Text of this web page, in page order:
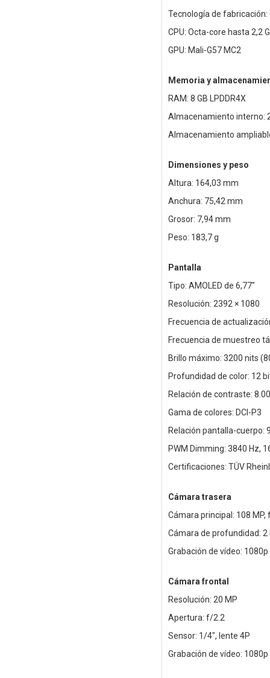
Tecnología de fabricación:
CPU: Octa-core hasta 2,2
GPU: Mali-G57 MC2
Memoria y
RAM: 8 GB LPDDR4X
Almacenamiento interno:
Almacenamiento
Dimensiones y peso
Altura: 164,03 mm
Anchura: 75,42 mm
Grosor: 7,94 mm
Peso: 183,7 g
Pantalla
Tipo: AMOLED de 6,77"
Resolución: 2392 × 1080
Frecuencia de
Frecuencia de muestreo
Brillo máximo: 3200 nits
Profundidad de color: 12
Relación de contraste:
Gama de colores: DCI-P3
Relación pantalla-cuerpo:
PWM Dimming: 3840 Hz,
Certificaciones: TÜV
Cámara trasera
Cámara principal: 108
Cámara de profundidad: 2
Grabación de vídeo:
Cámara frontal
Resolución: 20 MP
Apertura: f/2.2
Sensor: 1/4", lente 4P
Grabación de vídeo: